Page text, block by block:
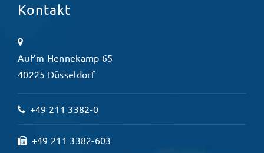
Kontakt
Auf’m Hennekamp 65
40225 Düsseldorf
+49 211 3382-0
+49 211 3382-603